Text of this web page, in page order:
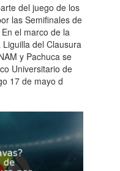
del juego de los
las Semifinales de
el marco de la
del Clausura
y Pachuca se
Universitario de
17 de mayo d